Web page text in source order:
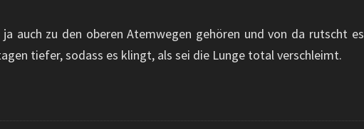
auch zu den oberen Atemwegen gehören und von da rutscht es
tiefer, sodass es klingt, als sei die Lunge total verschleimt.